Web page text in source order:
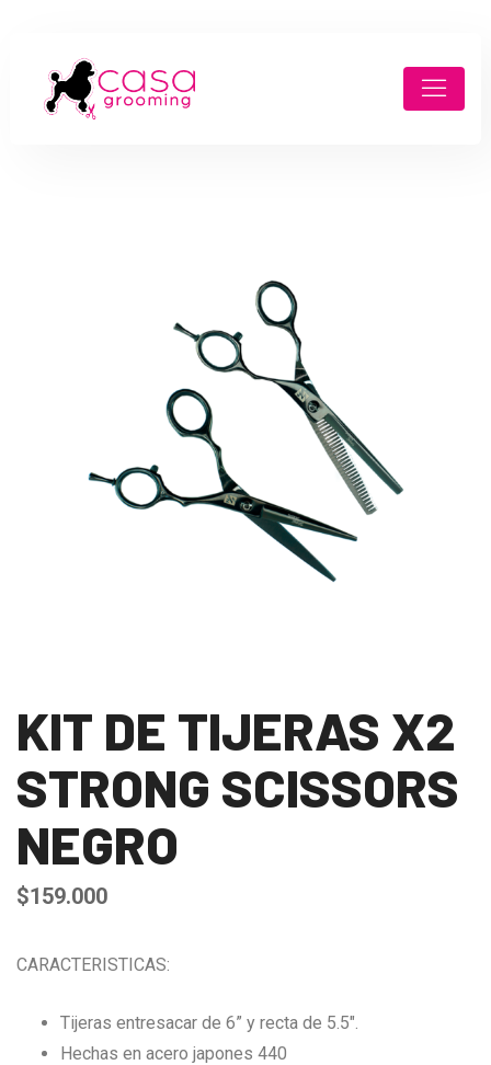
KIT DE TIJERAS X2
STRONG SCISSORS
NEGRO
$159.000
CARACTERISTICAS:
Tijeras entresacar de 6” y recta de 5.5″.
Hechas en acero japones 440